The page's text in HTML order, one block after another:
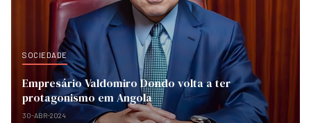
SOCIEDADE
Empresário Valdomiro Dondo volta a ter
protagonismo em Angola
30-ABR-2024